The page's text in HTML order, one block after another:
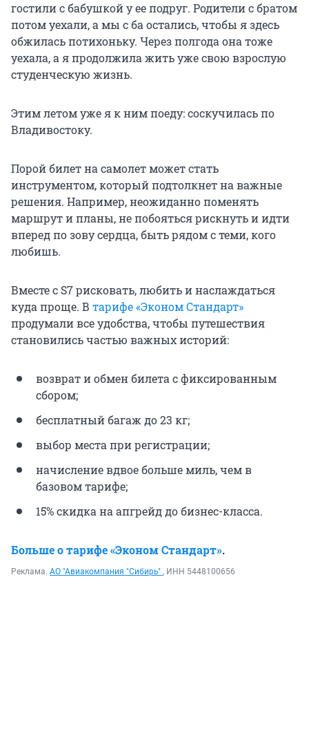
гостили с бабушкой у ее подруг. Родители с братом
потом уехали, а мы с ба остались, чтобы я здесь
обжилась потихоньку. Через полгода она тоже
уехала, а я продолжила жить уже свою взрослую
студенческую жизнь.
Этим летом уже я к ним поеду: соскучилась по
Владивостоку.
Порой билет на самолет может стать
инструментом, который подтолкнет на важные
решения. Например, неожиданно поменять
маршрут и планы, не побояться рискнуть и идти
вперед по зову сердца, быть рядом с теми, кого
любишь.
Вместе с S7 рисковать, любить и наслаждаться
куда проще. В тарифе «Эконом Стандарт»
продумали все удобства, чтобы путешествия
становились частью важных историй:
возврат и обмен билета с фиксированным
сбором;
бесплатный багаж до 23 кг;
выбор места при регистрации;
начисление вдвое больше миль, чем в
базовом тарифе;
15% скидка на апгрейд до бизнес-класса.
Больше о тарифе «Эконом Стандарт».
Реклама. АО "Авиакомпания "Сибирь" , ИНН 5448100656